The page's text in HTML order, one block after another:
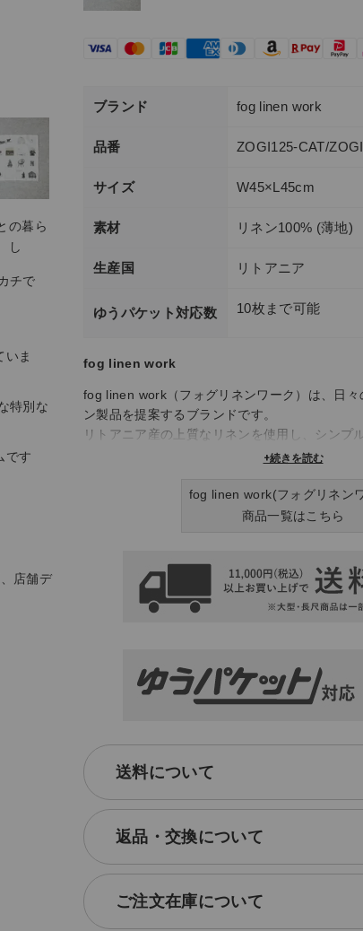
の暮ら
し
チで
いま
特別な
です
店舗デ
ブランド fog linen work
品番 ZOGI125-CAT/
サイズ W45×L45cm
素材 リネン100% (薄地)
生産国 リトアニア
ゆうパケット対応数 10枚まで可能
fog linen work
fog linen work（フォグリネンワーク）は、日
ン製品を提案するブランドです。
リトアニア産の上質なリネンを使用し、シンプ
ンのウェアや生活雑貨を展開しています。リネ
した製品作りを行っており、キッチンリネンや
ど、さまざまなアイテムを取り揃えています。
よさを提供します。毎日の生活に、fog linen
ク）のリネン製品を取り入れてみてはいかがで
+続きを読む
fog linen work(フォグリネン
商品一覧はこちら
送料について
返品・交換について
ご注文在庫について